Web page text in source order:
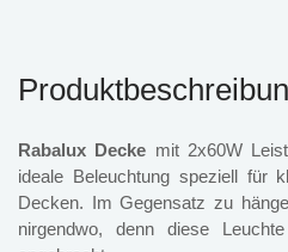
Rabalux Decke mit 2x60W
ideale Beleuchtung speziell für
Decken. Im Gegensatz zu
nirgendwo, denn diese